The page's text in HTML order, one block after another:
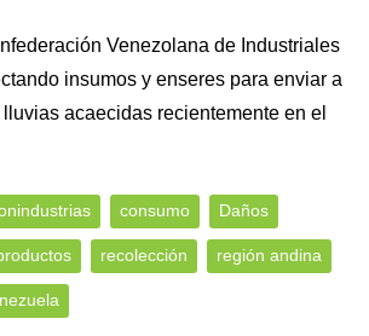
Venezolana de Industriales
insumos y enseres para enviar a
acaecidas recientemente en el
consumo Daños
recolección región andina